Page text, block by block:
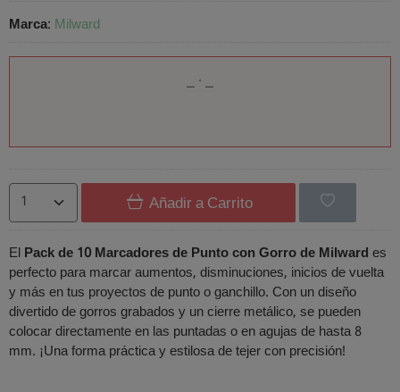
Marca: Milward
Añadir a Carrito
ElPack de 10 Marcadores de Punto con Gorro de Milwardes
perfecto para marcar aumentos, disminuciones, inicios de vuelta
y más en tus proyectos de punto o ganchillo. Con un diseño
divertido de gorros grabados y un cierre metálico, se pueden
colocar directamente en las puntadas o en agujas de hasta 8
mm. ¡Una forma práctica y estilosa de tejer con precisión!